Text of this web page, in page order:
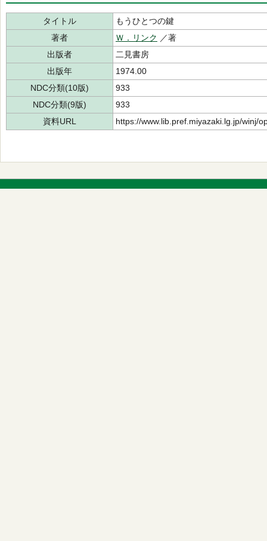
タイトル
もうひとつの鍵
著者
Ｗ．リンク ／著
出版者
二見書房
出版年
1974.00
NDC分類(10版)
933
NDC分類(9版)
933
資料URL
https://www.lib.pref.miyazaki.lg.jp/winj/